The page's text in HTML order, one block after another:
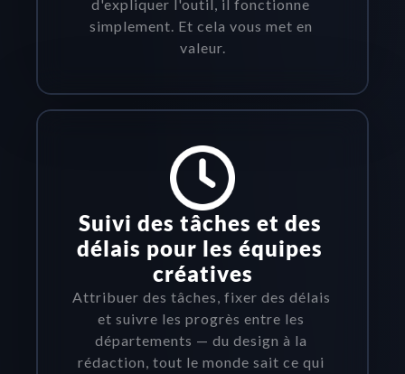
d'expliquer l'outil, il fonctionne
simplement. Et cela vous met en
valeur.
Suivi des tâches et des
délais pour les équipes
créatives
Attribuer des tâches, fixer des délais
et suivre les progrès entre les
départements — du design à la
rédaction, tout le monde sait ce qui